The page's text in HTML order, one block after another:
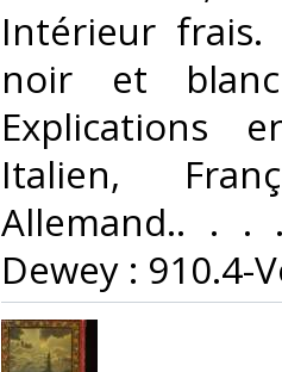
Intérieur
noir et
Explications
Italien,
Allemand.. . .
Dewey : 910.4-